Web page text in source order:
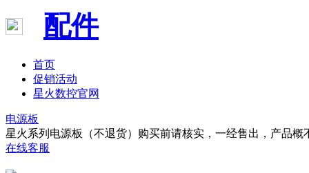
配件
首页
促销活动
星火数控官网
电源板
星火系列电源板（不退货）购买前请核实，一经售出，产品概
在线客服